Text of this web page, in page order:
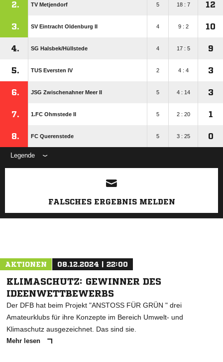
2. TV Metjendorf 5 18 : 7 12
3. SV Eintracht Oldenburg II 4 9 : 2 10
4. SG Halsbek/​Hüllstede 4 17 : 5 9
5. TUS Eversten IV 2 4 : 4 3
6. JSG Zwischenahner Meer II 5 4 : 14 3
7. 1.FC Ohmstede II 5 2 : 20 1
8. FC Querenstede 5 3 : 25 0
Legende
ANZEIGE
FALSCHES ERGEBNIS MELDEN
AKTIONEN 08.12.2024 | 22:00
KLIMASCHUTZ: GEWINNER DES
IDEENWETTBEWERBS
Der DFB hat beim Projekt "ANSTOSS FÜR GRÜN " drei
Amateurklubs für ihre Konzepte im Bereich Umwelt- und
Klimaschutz ausgezeichnet. Das sind sie.
Mehr lesen